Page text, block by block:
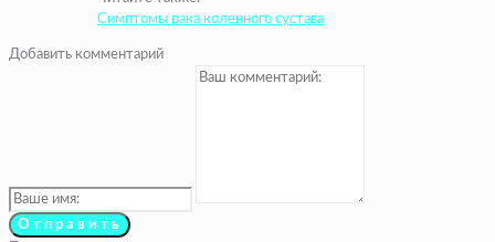
Симптомы рака коленного сустава
Добавить комментарий